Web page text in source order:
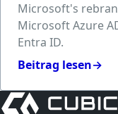
Microsoft's
Microsoft Azure
Entra ID.
Beitrag lesen→